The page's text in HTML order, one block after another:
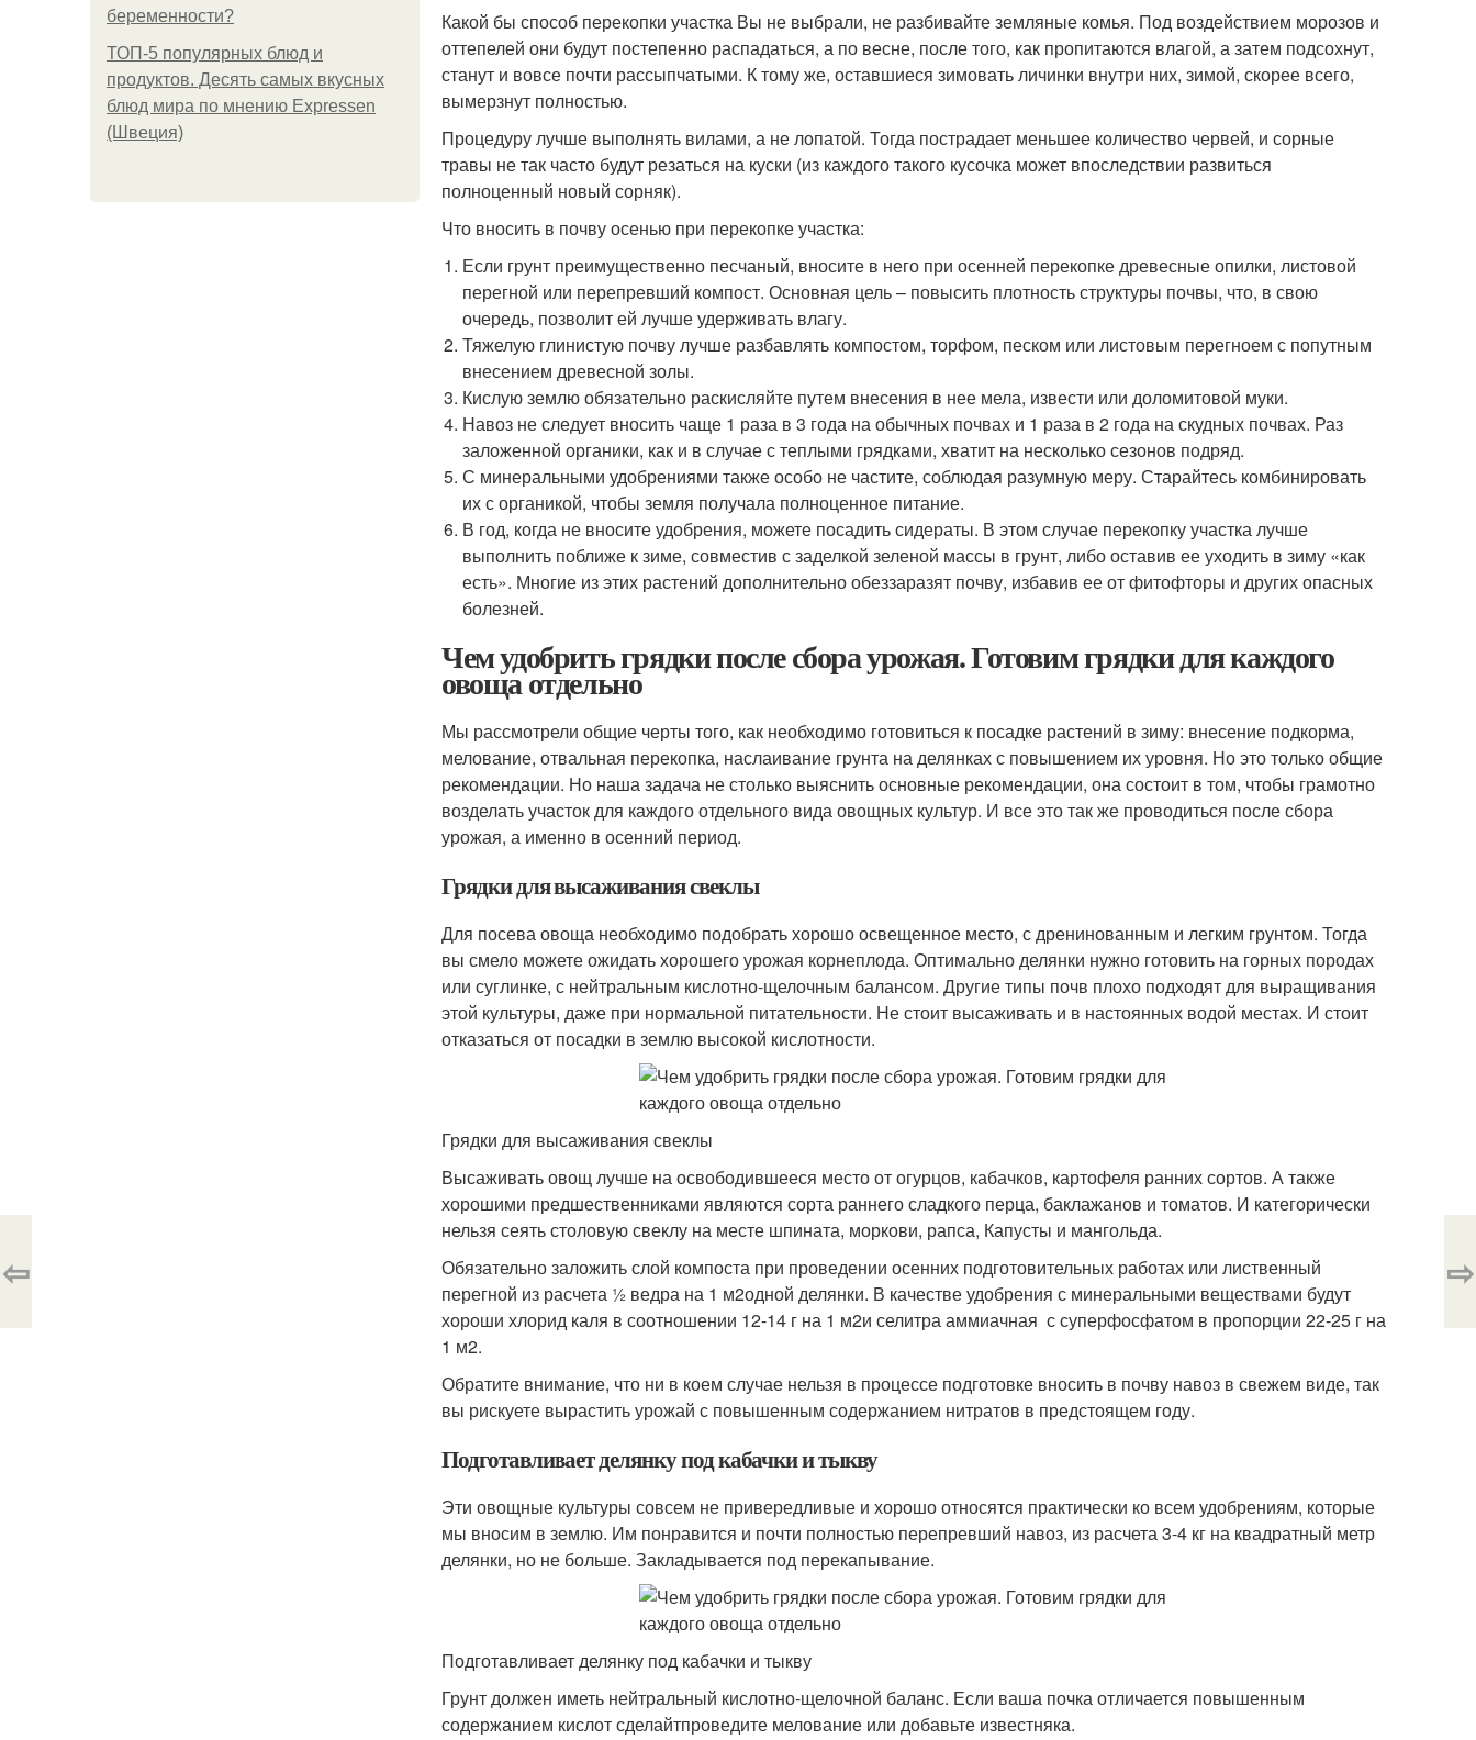
беременности?
ТОП-5 популярных блюд и
продуктов. Десять самых вкусных
блюд мира по мнению Expressen
(Швеция)
Какой бы способ перекопки участка Вы не выбрали, не разбивайте земляные комья. Под воздействием морозов и
оттепелей они будут постепенно распадаться, а по весне, после того, как пропитаются влагой, а затем подсохнут,
станут и вовсе почти рассыпчатыми. К тому же, оставшиеся зимовать личинки внутри них, зимой, скорее всего,
вымерзнут полностью.
Процедуру лучше выполнять вилами, а не лопатой. Тогда пострадает меньшее количество червей, и сорные
травы не так часто будут резаться на куски (из каждого такого кусочка может впоследствии развиться
полноценный новый сорняк).
Что вносить в почву осенью при перекопке участка:
Если грунт преимущественно песчаный, вносите в него при осенней перекопке древесные опилки, листовой
перегной или перепревший компост. Основная цель – повысить плотность структуры почвы, что, в свою
очередь, позволит ей лучше удерживать влагу.
Тяжелую глинистую почву лучше разбавлять компостом, торфом, песком или листовым перегноем с попутным
внесением древесной золы.
Кислую землю обязательно раскисляйте путем внесения в нее мела, извести или доломитовой муки.
Навоз не следует вносить чаще 1 раза в 3 года на обычных почвах и 1 раза в 2 года на скудных почвах. Раз
заложенной органики, как и в случае с теплыми грядками, хватит на несколько сезонов подряд.
С минеральными удобрениями также особо не частите, соблюдая разумную меру. Старайтесь комбинировать
их с органикой, чтобы земля получала полноценное питание.
В год, когда не вносите удобрения, можете посадить сидераты. В этом случае перекопку участка лучше
выполнить поближе к зиме, совместив с заделкой зеленой массы в грунт, либо оставив ее уходить в зиму «как
есть». Многие из этих растений дополнительно обеззаразят почву, избавив ее от фитофторы и других опасных
болезней.
Чем удобрить грядки после сбора урожая. Готовим грядки для каждого
овоща отдельно
Мы рассмотрели общие черты того, как необходимо готовиться к посадке растений в зиму: внесение подкорма,
мелование, отвальная перекопка, наслаивание грунта на делянках с повышением их уровня. Но это только общие
рекомендации. Но наша задача не столько выяснить основные рекомендации, она состоит в том, чтобы грамотно
возделать участок для каждого отдельного вида овощных культур. И все это так же проводиться после сбора
урожая, а именно в осенний период.
Грядки для высаживания свеклы
Для посева овоща необходимо подобрать хорошо освещенное место, с дренинованным и легким грунтом. Тогда
вы смело можете ожидать хорошего урожая корнеплода. Оптимально делянки нужно готовить на горных породах
или суглинке, с нейтральным кислотно-щелочным балансом. Другие типы почв плохо подходят для выращивания
этой культуры, даже при нормальной питательности. Не стоит высаживать и в настоянных водой местах. И стоит
отказаться от посадки в землю высокой кислотности.
Грядки для высаживания свеклы
Высаживать овощ лучше на освободившееся место от огурцов, кабачков, картофеля ранних сортов. А также
хорошими предшественниками являются сорта раннего сладкого перца, баклажанов и томатов. И категорически
нельзя сеять столовую свеклу на месте шпината, моркови, рапса, Капусты и мангольда.
Обязательно заложить слой компоста при проведении осенних подготовительных работах или лиственный
перегной из расчета ½ ведра на 1 м2одной делянки. В качестве удобрения с минеральными веществами будут
хороши хлорид каля в соотношении 12-14 г на 1 м2и селитра аммиачная с суперфосфатом в пропорции 22-25 г на
1 м2.
Обратите внимание, что ни в коем случае нельзя в процессе подготовке вносить в почву навоз в свежем виде, так
вы рискуете вырастить урожай с повышенным содержанием нитратов в предстоящем году.
Подготавливает делянку под кабачки и тыкву
Эти овощные культуры совсем не привередливые и хорошо относятся практически ко всем удобрениям, которые
мы вносим в землю. Им понравится и почти полностью перепревший навоз, из расчета 3-4 кг на квадратный метр
делянки, но не больше. Закладывается под перекапывание.
Подготавливает делянку под кабачки и тыкву
Грунт должен иметь нейтральный кислотно-щелочной баланс. Если ваша почка отличается повышенным
содержанием кислот сделайтпроведите мелование или добавьте известняка.
⇦ ⇨